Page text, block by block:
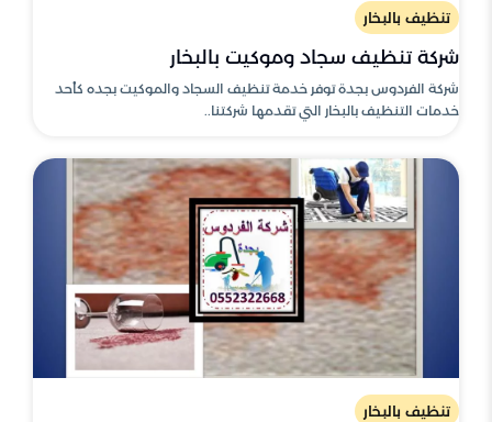
تنظيف بالبخار
شركة تنظيف سجاد وموكيت بالبخار
شركة الفردوس بجدة توفر خدمة تنظيف السجاد والموكيت بجده كأحد
خدمات التنظيف بالبخار التي تقدمها شركتنا..
تنظيف بالبخار